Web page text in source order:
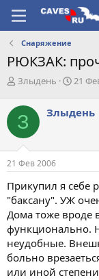
Снаряжение
РЮКЗАК:
А
т
о
р
т
е
м
Злыдень
Д
а
ч
а
21
З Злыдень
21 Фев 2006
Прикупил я себе
"баксану". УЖ
Дома тоже вроде
функционально.
неудобные.
больно
или иной